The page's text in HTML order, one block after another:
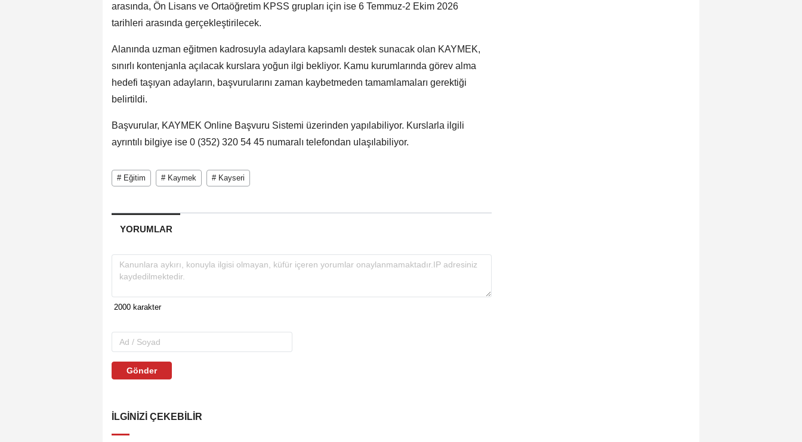
arasında, Ön Lisans ve Ortaöğretim KPSS grupları için ise 6 Temmuz-2 Ekim 2026
tarihleri arasında gerçekleştirilecek.
Alanında uzman eğitmen kadrosuyla adaylara kapsamlı destek sunacak olan KAYMEK,
sınırlı kontenjanla açılacak kurslara yoğun ilgi bekliyor. Kamu kurumlarında görev alma
hedefi taşıyan adayların, başvurularını zaman kaybetmeden tamamlamaları gerektiği
belirtildi.
Başvurular, KAYMEK Online Başvuru Sistemi üzerinden yapılabiliyor. Kurslarla ilgili
ayrıntılı bilgiye ise 0 (352) 320 54 45 numaralı telefondan ulaşılabiliyor.
# Eğitim # Kaymek # Kayseri
YORUMLAR
Gönder
İLGINIZI ÇEKEBILIR